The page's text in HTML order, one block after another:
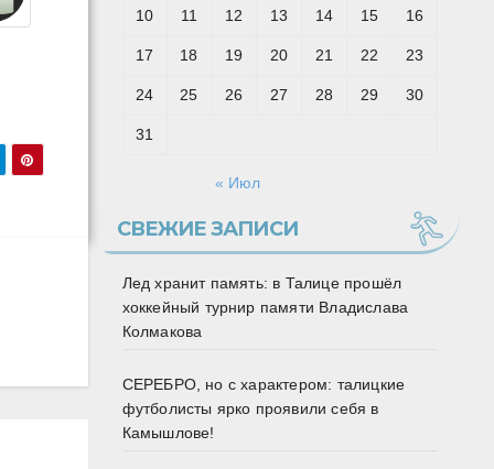
10 11 12 13 14 15 16
17 18 19 20 21 22 23
24 25 26 27 28 29 30
31
« Июл
СВЕЖИЕ ЗАПИСИ
Лед хранит память: в Талице прошёл
хоккейный турнир памяти Владислава
Колмакова
СЕРЕБРО, но с характером: талицкие
футболисты ярко проявили себя в
Камышлове!